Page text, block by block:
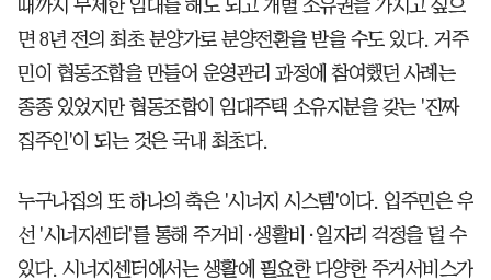
때까지 무제한 임대를 해도 되고 개별 소유권을 가지고 싶으
면 8년 전의 최초 분양가로 분양전환을 받을 수도 있다. 거주
민이 협동조합을 만들어 운영관리 과정에 참여했던 사례는
종종 있었지만 협동조합이 임대주택 소유지분을 갖는 '진짜
집주인'이 되는 것은 국내 최초다.
누구나집의 또 하나의 축은 '시너지 시스템'이다. 입주민은 우
선 '시너지센터'를 통해 주거비·생활비·일자리 걱정을 덜 수
있다. 시너지센터에서는 생활에 필요한 다양한 주거서비스가